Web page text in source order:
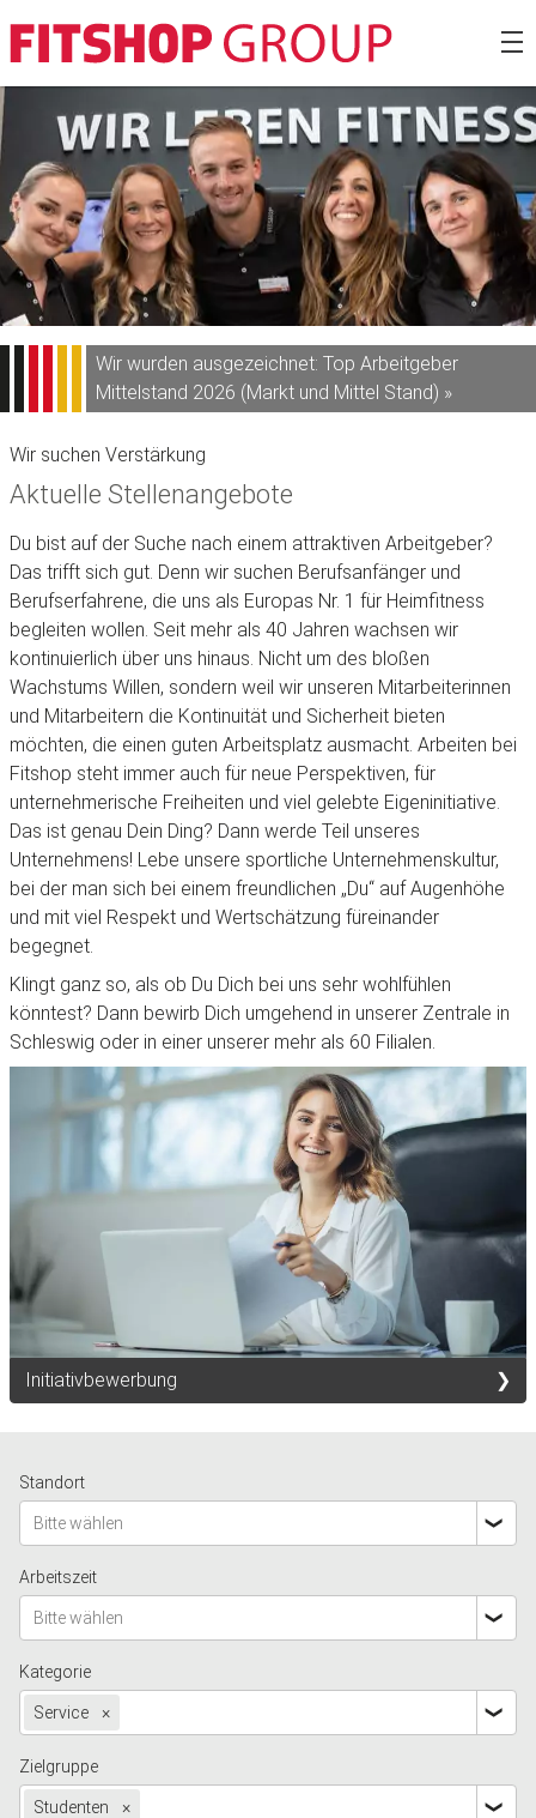
Zum
Inhalt
springen
Fitshop
Wir wurden ausgezeichnet: Top Arbeitgeber
Mittelstand 2026 (Markt und Mittel Stand) »
Wir suchen Verstärkung
Aktuelle Stellenangebote
Du bist auf der Suche nach einem attraktiven Arbeitgeber?
Das trifft sich gut. Denn wir suchen Berufsanfänger und
Berufserfahrene, die uns als Europas Nr. 1 für Heimfitness
begleiten wollen. Seit mehr als 40 Jahren wachsen wir
kontinuierlich über uns hinaus. Nicht um des bloßen
Wachstums Willen, sondern weil wir unseren Mitarbeiterinnen
und Mitarbeitern die Kontinuität und Sicherheit bieten
möchten, die einen guten Arbeitsplatz ausmacht. Arbeiten bei
Fitshop steht immer auch für neue Perspektiven, für
unternehmerische Freiheiten und viel gelebte Eigeninitiative.
Das ist genau Dein Ding? Dann werde Teil unseres
Unternehmens! Lebe unsere sportliche Unternehmenskultur,
bei der man sich bei einem freundlichen „Du“ auf Augenhöhe
und mit viel Respekt und Wertschätzung füreinander
begegnet.
Klingt ganz so, als ob Du Dich bei uns sehr wohlfühlen
könntest? Dann bewirb Dich umgehend in unserer Zentrale in
Schleswig oder in einer unserer mehr als 60 Filialen.
Initiativbewerbung
Standort
Bitte wählen
Arbeitszeit
Bitte wählen
Kategorie
Service ×
Zielgruppe
Studenten ×